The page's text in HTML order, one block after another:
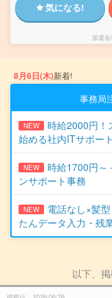
気になる!
派遣会
8月6日(木)新着!
事務局
NEW
時給2000円！
始める社内ITサポート
NEW
時給1700円～
ンサポート事務
NEW
電話なし×髪
たんデータ入力・残
以下、